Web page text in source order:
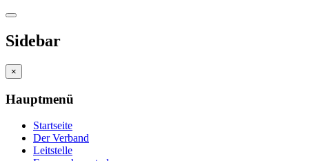
Sidebar
×
Hauptmenü
Startseite
Der Verband
Leitstelle